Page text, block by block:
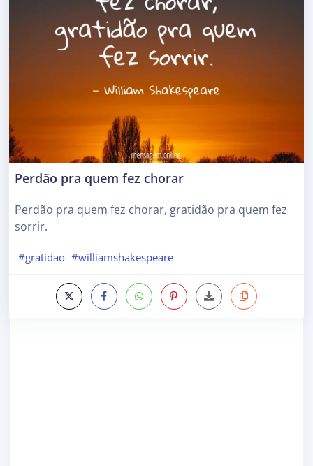
Perdão pra quem fez chorar
Perdão pra quem fez chorar, gratidão pra quem fez
sorrir.
#gratidao #williamshakespeare